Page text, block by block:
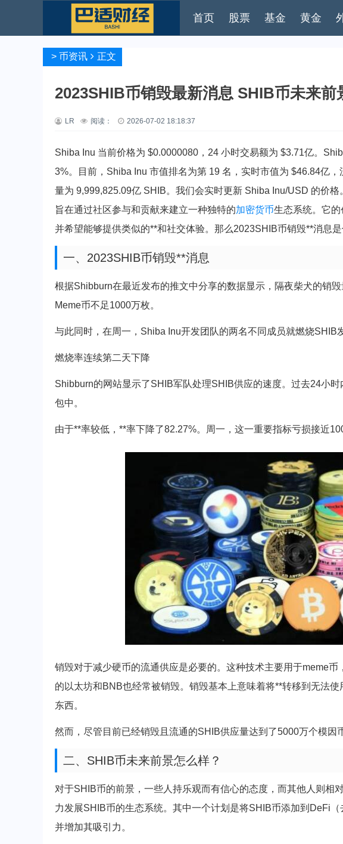
首页 股票 基金 黄金
> 币资讯 正文
2023SHIB币销毁最新消息 SHIB币未来前
LR 阅读： 2026-07-02 18:18:37
Shiba Inu 当前价格为 $0.0000080，24 小时交易额为 $3.71亿。
3%。目前，Shiba Inu 市值排名为第 19 名，实时市值为 $46.84亿
量为 9,999,825.09亿 SHIB。我们会实时更新 Shiba Inu/USD 的价
旨在通过社区参与和贡献来建立一种独特的加密货币生态系统。它
并希望能够提供类似的**和社交体验。那么2023SHIB币销毁**消息
一、2023SHIB币销毁**消息
根据Shibburn在最近发布的推文中分享的数据显示，隔夜柴犬的销
Meme币不足1000万枚。
与此同时，在周一，Shiba Inu开发团队的两名不同成员就燃烧SHIB
燃烧率连续第二天下降
Shibburn的网站显示了SHIB军队处理SHIB供应的速度。过去24小
包中。
由于**率较低，**率下降了82.27%。周一，这一重要指标亏损接近
销毁对于减少硬币的流通供应是必要的。这种技术主要用于meme
的以太坊和BNB也经常被销毁。销毁基本上意味着将**转移到无法
东西。
然而，尽管目前已经销毁且流通的SHIB供应量达到了5000万个模因
二、SHIB币未来前景怎么样？
对于SHIB币的前景，一些人持乐观而有信心的态度，而其他人则相
力发展SHIB币的生态系统。其中一个计划是将SHIB币添加到DeFi
并增加其吸引力。